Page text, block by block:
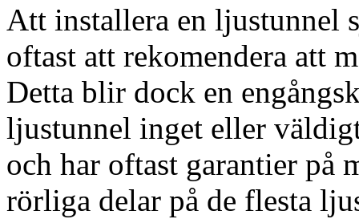
Att installera en ljustunnel
oftast att rekomendera att
Detta blir dock en
ljustunnel inget eller
och har oftast garantier på
rörliga delar på de flesta